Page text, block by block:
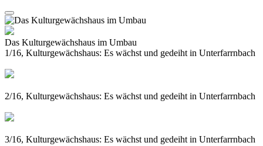
Das Kulturgewächshaus im Umbau
1/16, Kulturgewächshaus: Es wächst und gedeiht in Unterfarrnbach
2/16, Kulturgewächshaus: Es wächst und gedeiht in Unterfarrnbach
3/16, Kulturgewächshaus: Es wächst und gedeiht in Unterfarrnbach